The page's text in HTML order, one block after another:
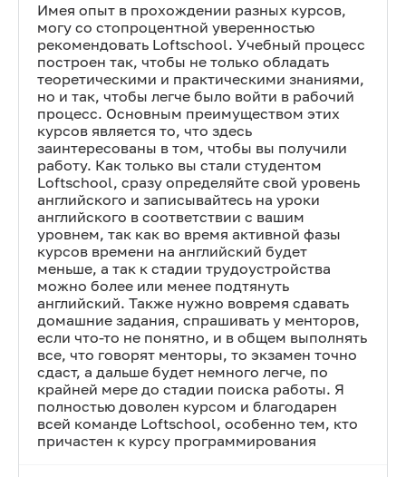
Имея опыт в прохождении разных курсов,
могу со стопроцентной уверенностью
рекомендовать Loftschool. Учебный процесс
построен так, чтобы не только обладать
теоретическими и практическими знаниями,
но и так, чтобы легче было войти в рабочий
процесс. Основным преимуществом этих
курсов является то, что здесь
заинтересованы в том, чтобы вы получили
работу. Как только вы стали студентом
Loftschool, сразу определяйте свой уровень
английского и записывайтесь на уроки
английского в соответствии с вашим
уровнем, так как во время активной фазы
курсов времени на английский будет
меньше, а так к стадии трудоустройства
можно более или менее подтянуть
английский. Также нужно вовремя сдавать
домашние задания, спрашивать у менторов,
если что-то не понятно, и в общем выполнять
все, что говорят менторы, то экзамен точно
сдаст, а дальше будет немного легче, по
крайней мере до стадии поиска работы. Я
полностью доволен курсом и благодарен
всей команде Loftschool, особенно тем, кто
причастен к курсу программирования